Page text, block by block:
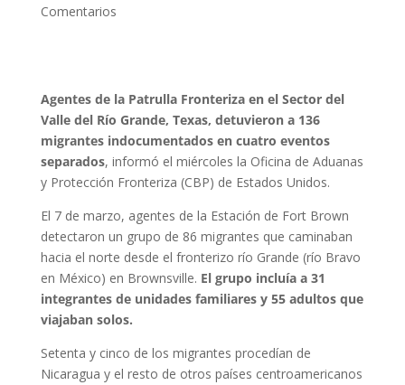
Comentarios
Agentes de la Patrulla Fronteriza en el Sector del
Valle del Río Grande, Texas, detuvieron a 136
migrantes indocumentados en cuatro eventos
separados, informó el miércoles la Oficina de Aduanas
y Protección Fronteriza (CBP) de Estados Unidos.
El 7 de marzo, agentes de la Estación de Fort Brown
detectaron un grupo de 86 migrantes que caminaban
hacia el norte desde el fronterizo río Grande (río Bravo
en México) en Brownsville. El grupo incluía a 31
integrantes de unidades familiares y 55 adultos que
viajaban solos.
Setenta y cinco de los migrantes procedían de
Nicaragua y el resto de otros países centroamericanos